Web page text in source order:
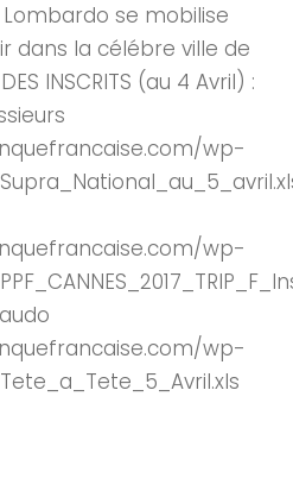
se mobilise
dans la célébre ville de
INSCRITS (au 4 Avril) :
wp-
wp-
wp-